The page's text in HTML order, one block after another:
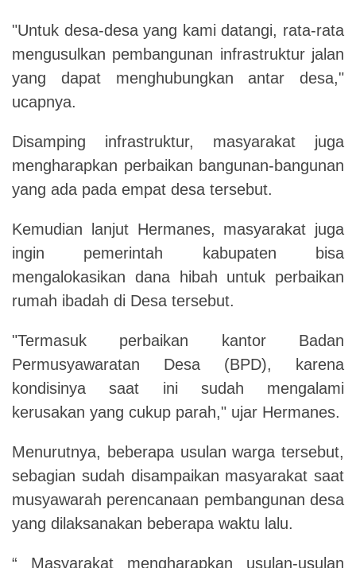
"Untuk desa-desa yang kami datangi, rata-rata
mengusulkan pembangunan infrastruktur jalan
yang dapat menghubungkan antar desa,"
ucapnya.
Disamping infrastruktur, masyarakat juga
mengharapkan perbaikan bangunan-bangunan
yang ada pada empat desa tersebut.
Kemudian lanjut Hermanes, masyarakat juga
ingin pemerintah kabupaten bisa
mengalokasikan dana hibah untuk perbaikan
rumah ibadah di Desa tersebut.
"Termasuk perbaikan kantor Badan
Permusyawaratan Desa (BPD), karena
kondisinya saat ini sudah mengalami
kerusakan yang cukup parah," ujar Hermanes.
Menurutnya, beberapa usulan warga tersebut,
sebagian sudah disampaikan masyarakat saat
musyawarah perencanaan pembangunan desa
yang dilaksanakan beberapa waktu lalu.
“ Masyarakat mengharapkan usulan-usulan